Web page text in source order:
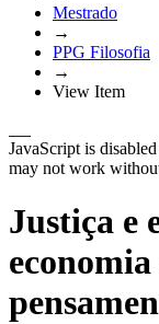
Mestrado
→
PPG Filosofia
→
View Item
JavaScript is
may not work
Justiça e